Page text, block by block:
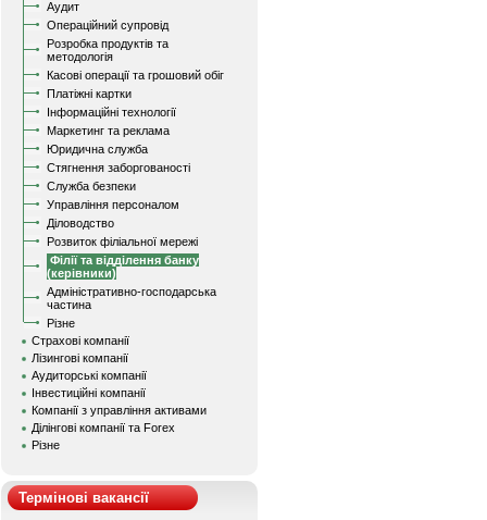
Аудит
Операційний супровід
Розробка продуктів та
методологія
Касові операції та грошовий обіг
Платіжні картки
Інформаційні технології
Маркетинг та реклама
Юридична служба
Стягнення заборгованості
Служба безпеки
Управління персоналом
Діловодство
Розвиток філіальної мережі
Філії та відділення банку
(керівники)
Адміністративно-господарська
частина
Різне
Страхові компанії
Лізингові компанії
Аудиторські компанії
Інвестиційні компанії
Компанії з управління активами
Ділінгові компанії та Forex
Різне
Термінові вакансії